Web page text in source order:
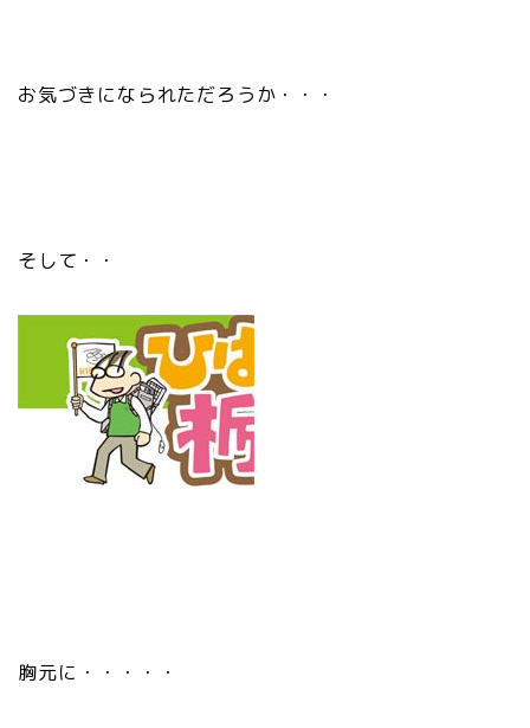
お気づきになられただろうか・・・
そして・・
胸元に・・・・・